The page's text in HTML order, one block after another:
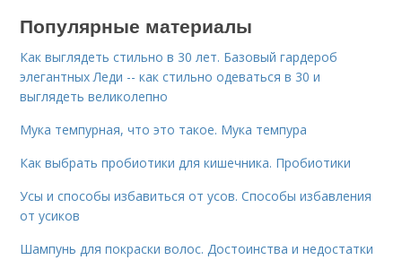
Популярные материалы
Как выглядеть стильно в 30 лет. Базовый гардероб
элегантных Леди -- как стильно одеваться в 30 и
выглядеть великолепно
Мука темпурная, что это такое. Мука темпура
Как выбрать пробиотики для кишечника. Пробиотики
Усы и способы избавиться от усов. Способы избавления
от усиков
Шампунь для покраски волос. Достоинства и недостатки